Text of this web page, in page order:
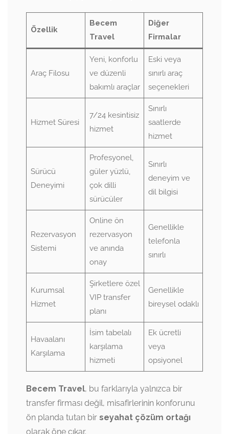
Özellik
Becem
Travel
Diğer
Firmalar
Araç Filosu
Yeni, konforlu
ve düzenli
bakımlı araçlar
Eski veya
sınırlı araç
seçenekleri
Hizmet Süresi
7/24 kesintisiz
hizmet
Sınırlı
saatlerde
hizmet
Sürücü
Deneyimi
Profesyonel,
güler yüzlü,
çok dilli
sürücüler
Sınırlı
deneyim ve
dil bilgisi
Rezervasyon
Sistemi
Online ön
rezervasyon
ve anında
onay
Genellikle
telefonla
sınırlı
Kurumsal
Hizmet
Şirketlere özel
VIP transfer
planı
Genellikle
bireysel odaklı
Havaalanı
Karşılama
İsim tabelalı
karşılama
hizmeti
Ek ücretli
veya
opsiyonel
Becem Travel, bu farklarıyla yalnızca bir
transfer firması değil, misafirlerinin konforunu
ön planda tutan bir seyahat çözüm ortağı
olarak öne çıkar.